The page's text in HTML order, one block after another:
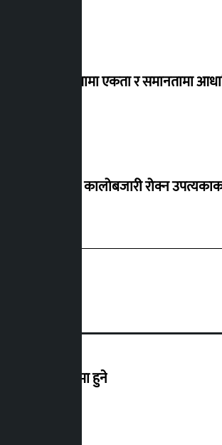
‘विविधतामा एकता र समानतामा
ग्यासको कालोबजारी रोक्न
आउँदो कात्तिकमा हुने